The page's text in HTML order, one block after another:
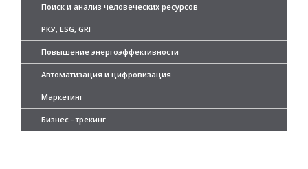
Поиск и анализ человеческих ресурсов
РКУ, ESG, GRI
Повышение энергоэффективности
Автоматизация и цифровизация
Маркетинг
Бизнес - трекинг